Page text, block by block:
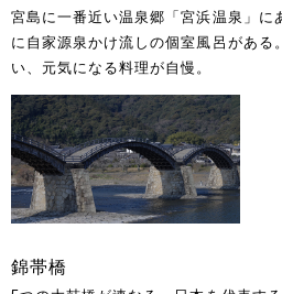
宮島に一番近い温泉郷「宮浜温泉」に
に自家源泉かけ流しの個室風呂がある
い、元気になる料理が自慢。
錦帯橋